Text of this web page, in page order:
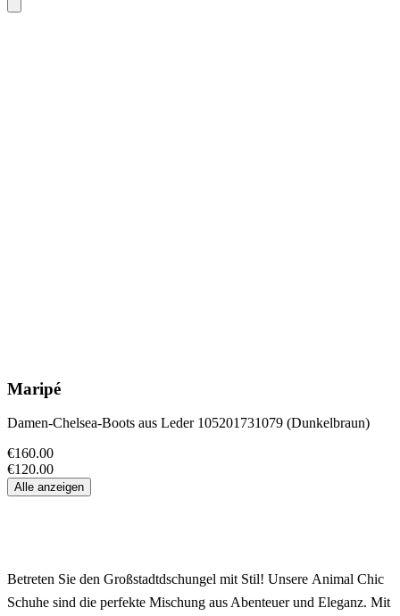
Maripé
Damen-Chelsea-Boots aus Leder 105201731079 (Dunkelbraun)
€160.00
€120.00
Alle anzeigen
Betreten Sie den Großstadtdschungel mit Stil! Unsere Animal Chic
Schuhe sind die perfekte Mischung aus Abenteuer und Eleganz. Mit